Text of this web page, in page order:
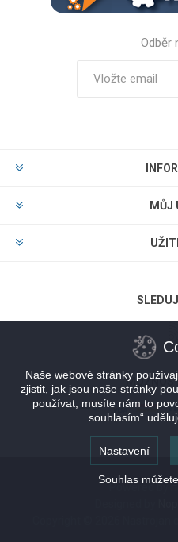
Odběr
MŮJ
Powered by
Naše webové stránky
zjistit, jak jsou naše stránky
používat, musíte nám to
souhlasím“
Nastavení
Souhlas